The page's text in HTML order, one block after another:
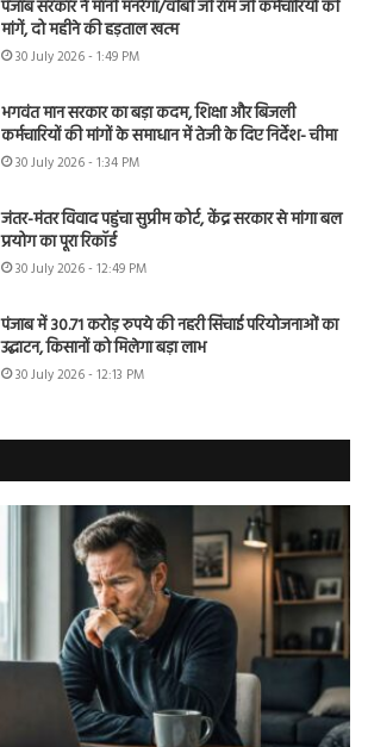
पंजाब सरकार ने मानी मनरेगा/वीबी जी राम जी कर्मचारियों की
मांगें, दो महीने की हड़ताल खत्म
30 July 2026 - 1:49 PM
भगवंत मान सरकार का बड़ा कदम, शिक्षा और बिजली
कर्मचारियों की मांगों के समाधान में तेजी के दिए निर्देश- चीमा
30 July 2026 - 1:34 PM
जंतर-मंतर विवाद पहुंचा सुप्रीम कोर्ट, केंद्र सरकार से मांगा बल
प्रयोग का पूरा रिकॉर्ड
30 July 2026 - 12:49 PM
पंजाब में 30.71 करोड़ रुपये की नहरी सिंचाई परियोजनाओं का
उद्घाटन, किसानों को मिलेगा बड़ा लाभ
30 July 2026 - 12:13 PM